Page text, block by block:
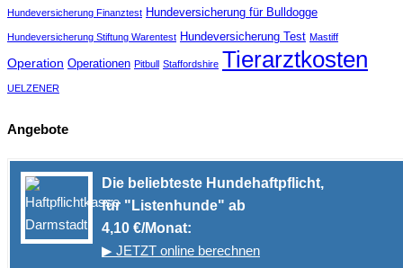
Hundeversicherung Finanztest Hundeversicherung für Bulldogge
Hundeversicherung Stiftung Warentest Hundeversicherung Test Mastiff
Operation Operationen Pitbull Staffordshire Tierarztkosten
UELZENER
Angebote
Die beliebteste Hundehaftpflicht,
für "Listenhunde" ab
4,10 €/Monat:
▶ JETZT online berechnen